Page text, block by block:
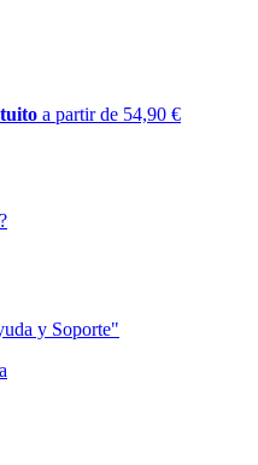
a partir de 54,90 €
y Soporte"